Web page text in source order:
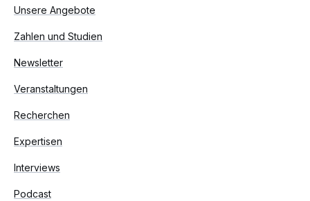
Unsere Angebote
Zahlen und Studien
Newsletter
Veranstaltungen
Recherchen
Expertisen
Interviews
Podcast